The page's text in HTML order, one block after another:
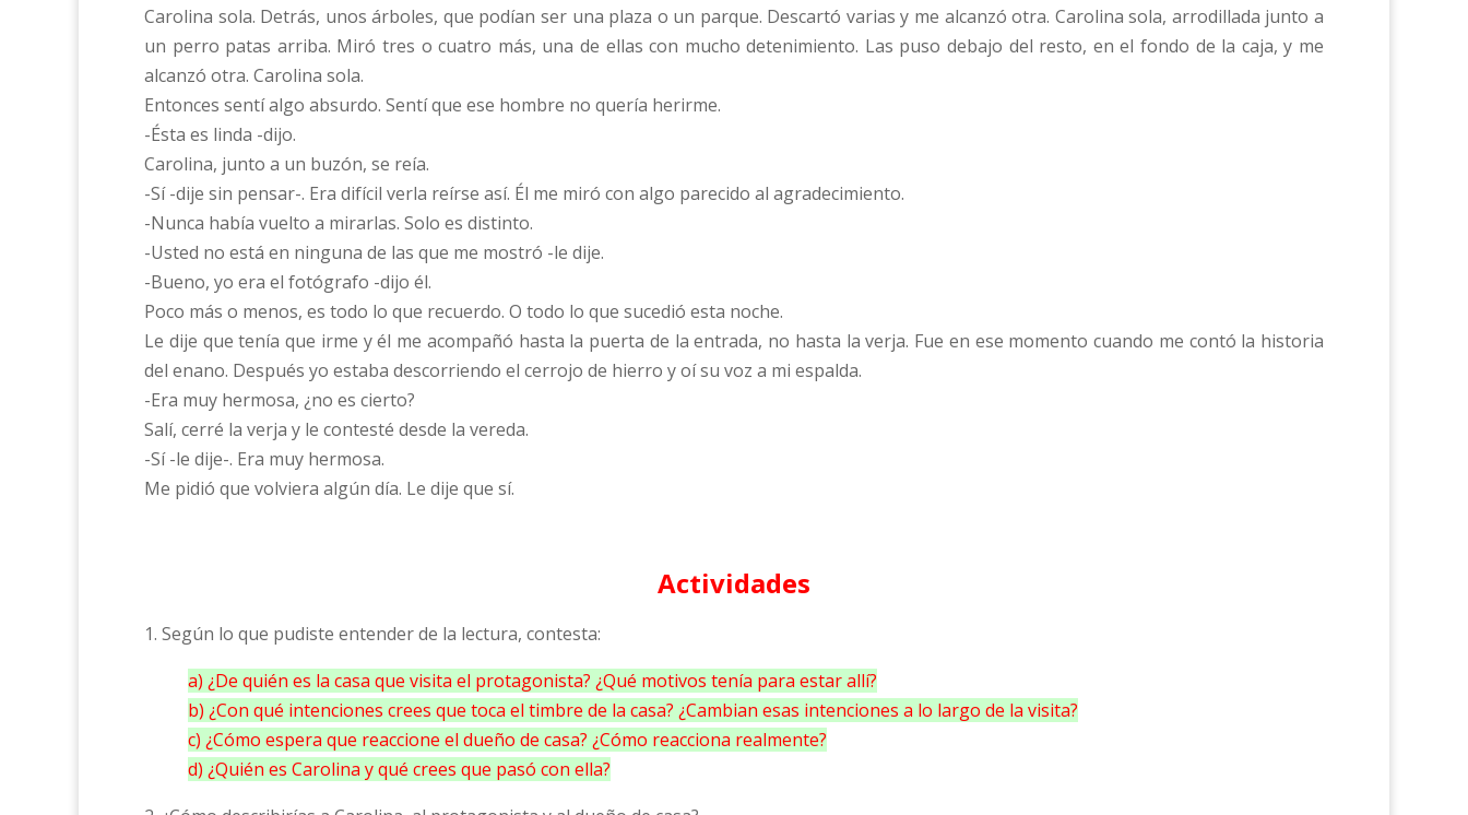
Carolina sola. Detrás, unos árboles, que podían ser una plaza o un parque. Descartó varias y me alcanzó otra. Carolina sola, arrodillada junto a
un perro patas arriba. Miró tres o cuatro más, una de ellas con mucho detenimiento. Las puso debajo del resto, en el fondo de la caja, y me
alcanzó otra. Carolina sola.
Entonces sentí algo absurdo. Sentí que ese hombre no quería herirme.
-Ésta es linda -dijo.
Carolina, junto a un buzón, se reía.
-Sí -dije sin pensar-. Era difícil verla reírse así. Él me miró con algo parecido al agradecimiento.
-Nunca había vuelto a mirarlas. Solo es distinto.
-Usted no está en ninguna de las que me mostró -le dije.
-Bueno, yo era el fotógrafo -dijo él.
Poco más o menos, es todo lo que recuerdo. O todo lo que sucedió esta noche.
Le dije que tenía que irme y él me acompañó hasta la puerta de la entrada, no hasta la verja. Fue en ese momento cuando me contó la historia
del enano. Después yo estaba descorriendo el cerrojo de hierro y oí su voz a mi espalda.
-Era muy hermosa, ¿no es cierto?
Salí, cerré la verja y le contesté desde la vereda.
-Sí -le dije-. Era muy hermosa.
Me pidió que volviera algún día. Le dije que sí.
Actividades
1. Según lo que pudiste entender de la lectura, contesta:
a) ¿De quién es la casa que visita el protagonista? ¿Qué motivos tenía para estar allí?
b) ¿Con qué intenciones crees que toca el timbre de la casa? ¿Cambian esas intenciones a lo largo de la visita?
c) ¿Cómo espera que reaccione el dueño de casa? ¿Cómo reacciona realmente?
d) ¿Quién es Carolina y qué crees que pasó con ella?